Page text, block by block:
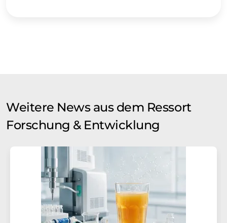
Weitere News aus dem Ressort
Forschung & Entwicklung